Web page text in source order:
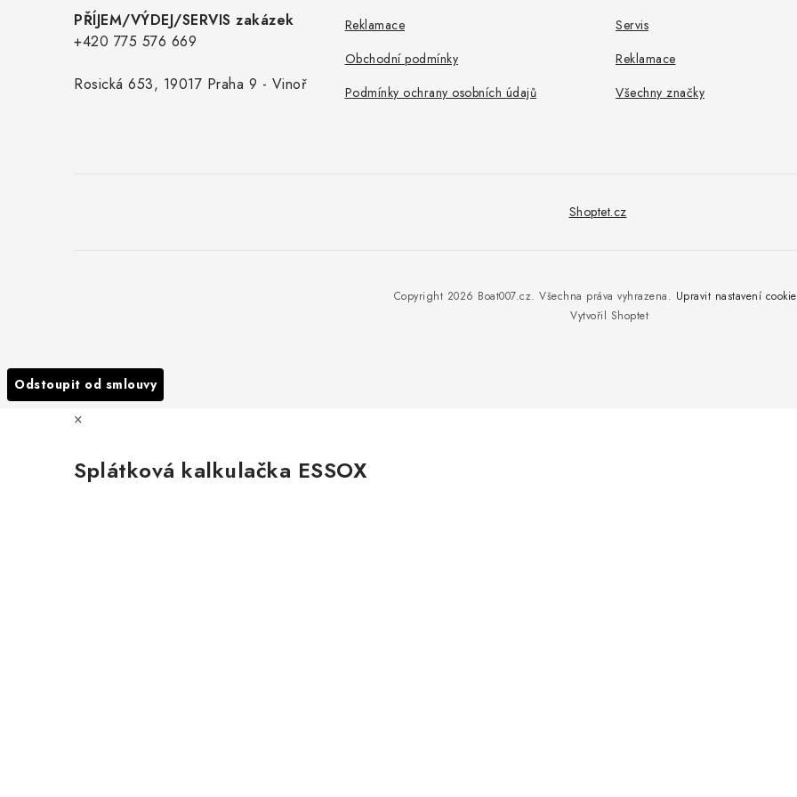
PŘÍJEM/VÝDEJ/SERVIS zakázek
+420 775 576 669
Rosická 653, 19017 Praha 9 - Vinoř
Reklamace
Obchodní podmínky
Podmínky ochrany osobních údajů
Servis
Reklamace
Všechny značky
Shoptet.cz
Vytvořil Shoptet
Copyright 2026 Boat007.cz. Všechna práva vyhrazena. Upravit nastavení
Odstoupit od smlouvy
×
Splátková kalkulačka ESSOX